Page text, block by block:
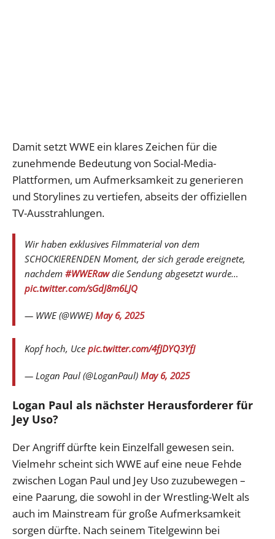
Damit setzt WWE ein klares Zeichen für die
zunehmende Bedeutung von Social-Media-
Plattformen, um Aufmerksamkeit zu generieren
und Storylines zu vertiefen, abseits der offiziellen
TV-Ausstrahlungen.
Wir haben exklusives Filmmaterial von dem
SCHOCKIERENDEN Moment, der sich gerade ereignete,
nachdem #WWERawdie Sendung abgesetzt wurde…
pic.twitter.com/sGdJ8m6LJQ
— WWE (@WWE) May 6, 2025
Kopf hoch, Uce pic.twitter.com/4fJDYQ3YfJ
— Logan Paul (@LoganPaul) May 6, 2025
Logan Paul als nächster Herausforderer für
Jey Uso?
Der Angriff dürfte kein Einzelfall gewesen sein.
Vielmehr scheint sich WWE auf eine neue Fehde
zwischen Logan Paul und Jey Uso zuzubewegen –
eine Paarung, die sowohl in der Wrestling-Welt als
auch im Mainstream für große Aufmerksamkeit
sorgen dürfte. Nach seinem Titelgewinn bei